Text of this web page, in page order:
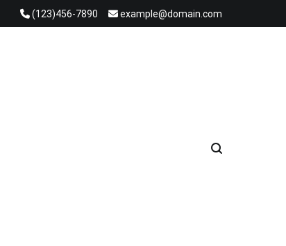
(123)456-7890 example@domain.com